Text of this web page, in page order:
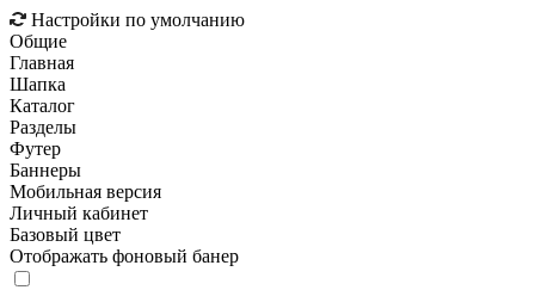
Настройки по умолчанию
Общие
Главная
Шапка
Каталог
Разделы
Футер
Баннеры
Мобильная версия
Личный кабинет
Базовый цвет
Отображать фоновый банер